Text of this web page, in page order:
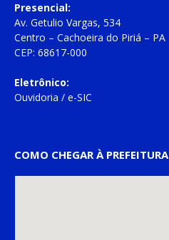
Presencial:
Av. Getulio Vargas, 534
Centro – Cachoeira do Piriá – PA
CEP: 68617-000
Eletrônico:
Ouvidoria / e-SIC
COMO CHEGAR À PREFEITURA